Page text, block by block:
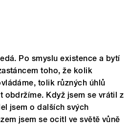
Po smyslu existence a bytí
toho, že kolik
tolik různých úhlů
obdržíme. Když jsem se vrátil z
jsem o dalších svých
jsem se ocitl ve světě vůně